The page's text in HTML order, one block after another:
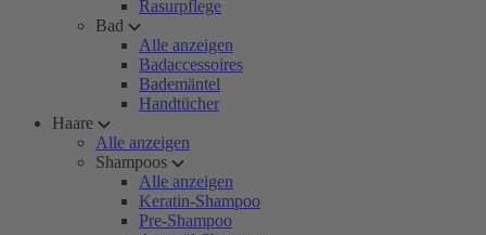
Rasurpflege
Bad
Alle anzeigen
Badaccessoires
Bademäntel
Handtücher
Haare
Alle anzeigen
Shampoos
Alle anzeigen
Keratin-Shampoo
Pre-Shampoo